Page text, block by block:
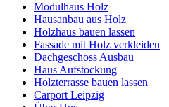
Modulhaus Holz
Hausanbau aus Holz
Holzhaus bauen lassen
Fassade mit Holz verkleiden
Dachgeschoss Ausbau
Haus Aufstockung
Holzterrasse bauen lassen
Carport Leipzig